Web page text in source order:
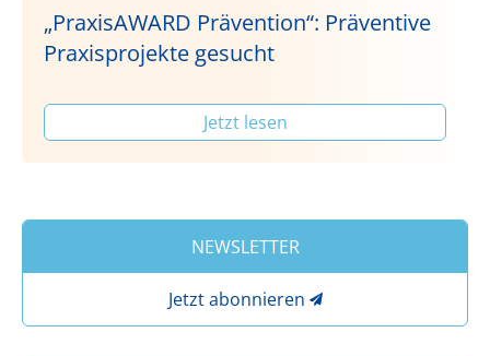
„PraxisAWARD Prävention“: Präventive
Praxisprojekte gesucht
Jetzt lesen
NEWSLETTER
Jetzt abonnieren